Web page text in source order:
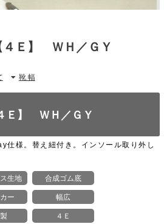
４Ｅ】 ＷＨ／ＧＹ
靴 幅
仕様。替え紐付き。インソール取り外し
生地 合成ゴム底
ー 幅広
４Ｅ
Ｅ】 ＷＨ／ＧＹ